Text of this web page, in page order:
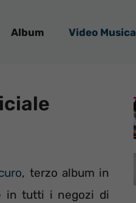
Album Video
, terzo album in
in tutti i negozi di